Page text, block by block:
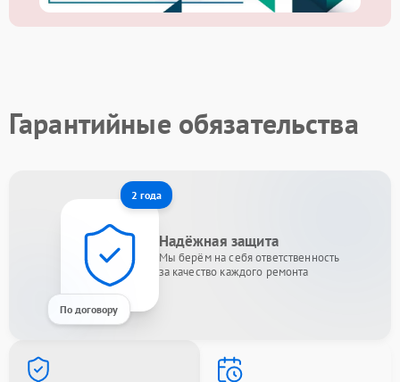
Гарантийные обязательства
2 года
По договору
Надёжная защита
Мы берём на себя ответственность
за качество каждого ремонта